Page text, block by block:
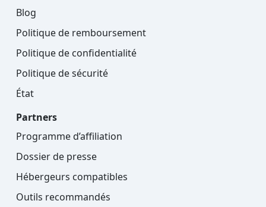
Blog
Politique de remboursement
Politique de confidentialité
Politique de sécurité
État
Partners
Programme d’affiliation
Dossier de presse
Hébergeurs compatibles
Outils recommandés